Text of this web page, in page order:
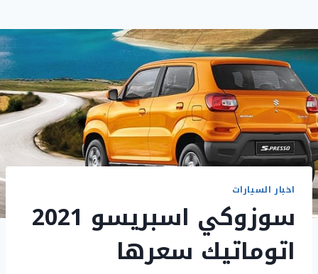
اخبار السيارات
سوزوكي اسبريسو 2021
اتوماتيك سعرها